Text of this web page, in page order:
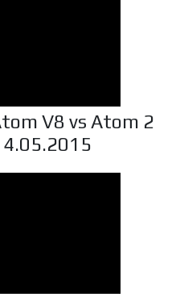
V8 vs Atom 2